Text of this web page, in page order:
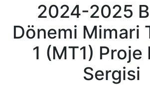
2024-2025
Dönemi Mimari
1 (MT1) Proje
Sergisi